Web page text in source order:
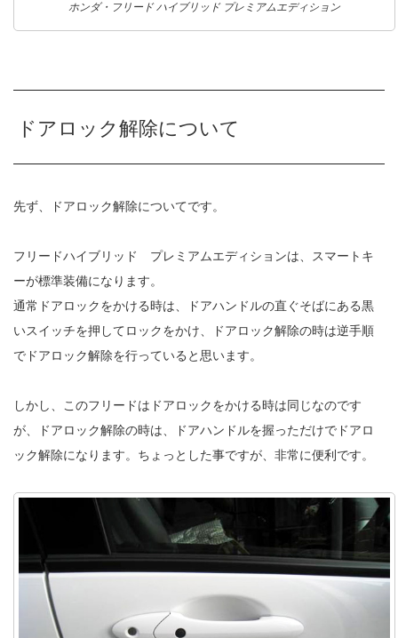
ホンダ・フリード ハイブリッド プレミアムエディション
ドアロック解除について
先ず、ドアロック解除についてです。
フリードハイブリッド プレミアムエディションは、スマートキ
ーが標準装備になります。
通常ドアロックをかける時は、ドアハンドルの直ぐそばにある黒
いスイッチを押してロックをかけ、ドアロック解除の時は逆手順
でドアロック解除を行っていると思います。
しかし、このフリードはドアロックをかける時は同じなのです
が、ドアロック解除の時は、ドアハンドルを握っただけでドアロ
ック解除になります。ちょっとした事ですが、非常に便利です。